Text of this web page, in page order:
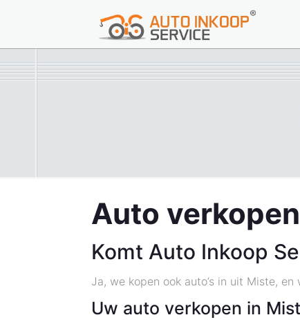
Auto
Komt Auto Inkoop
Ja, we kopen ook auto’s in uit Miste,
Uw auto verkopen in